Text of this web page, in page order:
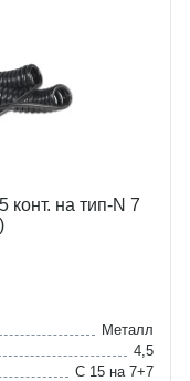
конт. на тип-N 7
Металл
4,5
С 15 на 7+7